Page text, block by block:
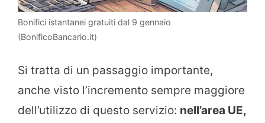
Bonifici istantanei gratuiti dal 9 gennaio
(BonificoBancario.it)
Si tratta di un passaggio importante,
anche visto l’incremento sempre maggiore
dell’utilizzo di questo servizio: nell’area UE,